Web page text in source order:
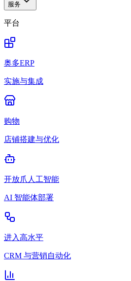
服务
平台
奥多ERP
实施与集成
购物
店铺搭建与优化
开放爪人工智能
AI 智能体部署
进入高水平
CRM 与营销自动化